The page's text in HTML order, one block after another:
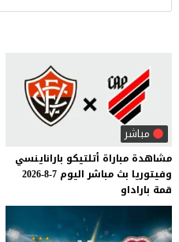
مباشر
مشاهدة مباراة أتلتيكو باراناينسي
وفيتوريا بث مباشر اليوم 7-8-2026
قمة باراداو